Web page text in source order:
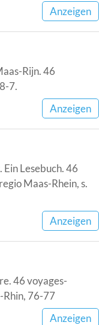
Anzeigen
Rijn. 46
7.
Anzeigen
Ein Lesebuch. 46
Maas-Rhein, s.
Anzeigen
46 voyages-
Rhin, 76-77
Anzeigen